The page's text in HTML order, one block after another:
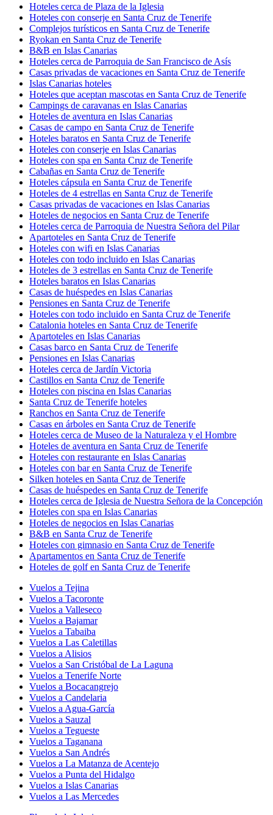
Hoteles cerca de Plaza de la Iglesia
Hoteles con conserje en Santa Cruz de Tenerife
Complejos turísticos en Santa Cruz de Tenerife
Ryokan en Santa Cruz de Tenerife
B&B en Islas Canarias
Hoteles cerca de Parroquia de San Francisco de Asís
Casas privadas de vacaciones en Santa Cruz de Tenerife
Islas Canarias hoteles
Hoteles que aceptan mascotas en Santa Cruz de Tenerife
Campings de caravanas en Islas Canarias
Hoteles de aventura en Islas Canarias
Casas de campo en Santa Cruz de Tenerife
Hoteles baratos en Santa Cruz de Tenerife
Hoteles con conserje en Islas Canarias
Hoteles con spa en Santa Cruz de Tenerife
Cabañas en Santa Cruz de Tenerife
Hoteles cápsula en Santa Cruz de Tenerife
Hoteles de 4 estrellas en Santa Cruz de Tenerife
Casas privadas de vacaciones en Islas Canarias
Hoteles de negocios en Santa Cruz de Tenerife
Hoteles cerca de Parroquia de Nuestra Señora del Pilar
Apartoteles en Santa Cruz de Tenerife
Hoteles con wifi en Islas Canarias
Hoteles con todo incluido en Islas Canarias
Hoteles de 3 estrellas en Santa Cruz de Tenerife
Hoteles baratos en Islas Canarias
Casas de huéspedes en Islas Canarias
Pensiones en Santa Cruz de Tenerife
Hoteles con todo incluido en Santa Cruz de Tenerife
Catalonia hoteles en Santa Cruz de Tenerife
Apartoteles en Islas Canarias
Casas barco en Santa Cruz de Tenerife
Pensiones en Islas Canarias
Hoteles cerca de Jardín Victoria
Castillos en Santa Cruz de Tenerife
Hoteles con piscina en Islas Canarias
Santa Cruz de Tenerife hoteles
Ranchos en Santa Cruz de Tenerife
Casas en árboles en Santa Cruz de Tenerife
Hoteles cerca de Museo de la Naturaleza y el Hombre
Hoteles de aventura en Santa Cruz de Tenerife
Hoteles con restaurante en Islas Canarias
Hoteles con bar en Santa Cruz de Tenerife
Silken hoteles en Santa Cruz de Tenerife
Casas de huéspedes en Santa Cruz de Tenerife
Hoteles cerca de Iglesia de Nuestra Señora de la Concepción
Hoteles con spa en Islas Canarias
Hoteles de negocios en Islas Canarias
B&B en Santa Cruz de Tenerife
Hoteles con gimnasio en Santa Cruz de Tenerife
Apartamentos en Santa Cruz de Tenerife
Hoteles de golf en Santa Cruz de Tenerife
Vuelos a Tejina
Vuelos a Tacoronte
Vuelos a Valleseco
Vuelos a Bajamar
Vuelos a Tabaiba
Vuelos a Las Caletillas
Vuelos a Alisios
Vuelos a San Cristóbal de La Laguna
Vuelos a Tenerife Norte
Vuelos a Bocacangrejo
Vuelos a Candelaria
Vuelos a Agua-García
Vuelos a Sauzal
Vuelos a Tegueste
Vuelos a Taganana
Vuelos a San Andrés
Vuelos a La Matanza de Acentejo
Vuelos a Punta del Hidalgo
Vuelos a Islas Canarias
Vuelos a Las Mercedes